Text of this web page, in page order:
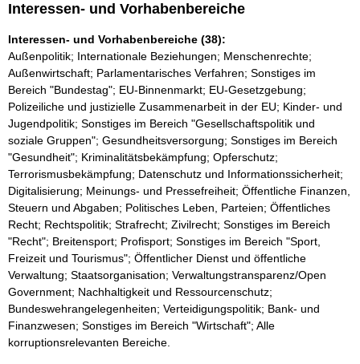
Interessen- und Vorhabenbereiche
Interessen- und Vorhabenbereiche (38):
Außenpolitik; Internationale Beziehungen; Menschenrechte;
Außenwirtschaft; Parlamentarisches Verfahren; Sonstiges im
Bereich "Bundestag"; EU-Binnenmarkt; EU-Gesetzgebung;
Polizeiliche und justizielle Zusammenarbeit in der EU; Kinder- und
Jugendpolitik; Sonstiges im Bereich "Gesellschaftspolitik und
soziale Gruppen"; Gesundheitsversorgung; Sonstiges im Bereich
"Gesundheit"; Kriminalitätsbekämpfung; Opferschutz;
Terrorismusbekämpfung; Datenschutz und Informationssicherheit;
Digitalisierung; Meinungs- und Pressefreiheit; Öffentliche Finanzen,
Steuern und Abgaben; Politisches Leben, Parteien; Öffentliches
Recht; Rechtspolitik; Strafrecht; Zivilrecht; Sonstiges im Bereich
"Recht"; Breitensport; Profisport; Sonstiges im Bereich "Sport,
Freizeit und Tourismus"; Öffentlicher Dienst und öffentliche
Verwaltung; Staatsorganisation; Verwaltungstransparenz/Open
Government; Nachhaltigkeit und Ressourcenschutz;
Bundeswehrangelegenheiten; Verteidigungspolitik; Bank- und
Finanzwesen; Sonstiges im Bereich "Wirtschaft"; Alle
korruptionsrelevanten Bereiche.